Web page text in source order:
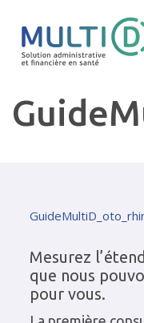
Mesurez
que nous
pour vous.